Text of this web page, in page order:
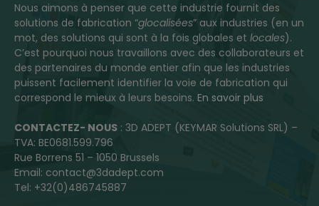
Nous aimons à penser que cette industrie fournit des
solutions de fabrication “glocalisées” aux industries (en un
mot, des solutions qui sont à la fois globales et locales).
C’est pourquoi nous travaillons avec des collaborateurs et
des partenaires du monde entier afin que les industries
puissent facilement identifier la voie de fabrication qui
correspond le mieux à leurs besoins. En savoir plus
CONTACTEZ- NOUS : 3D ADEPT (KEYMAR Solutions SRL) –
TVA: BE0681.599.796
Rue Borrens 51 – 1050 Brussels
Email: contact@3dadept.com
Tel: +32(0)486745887